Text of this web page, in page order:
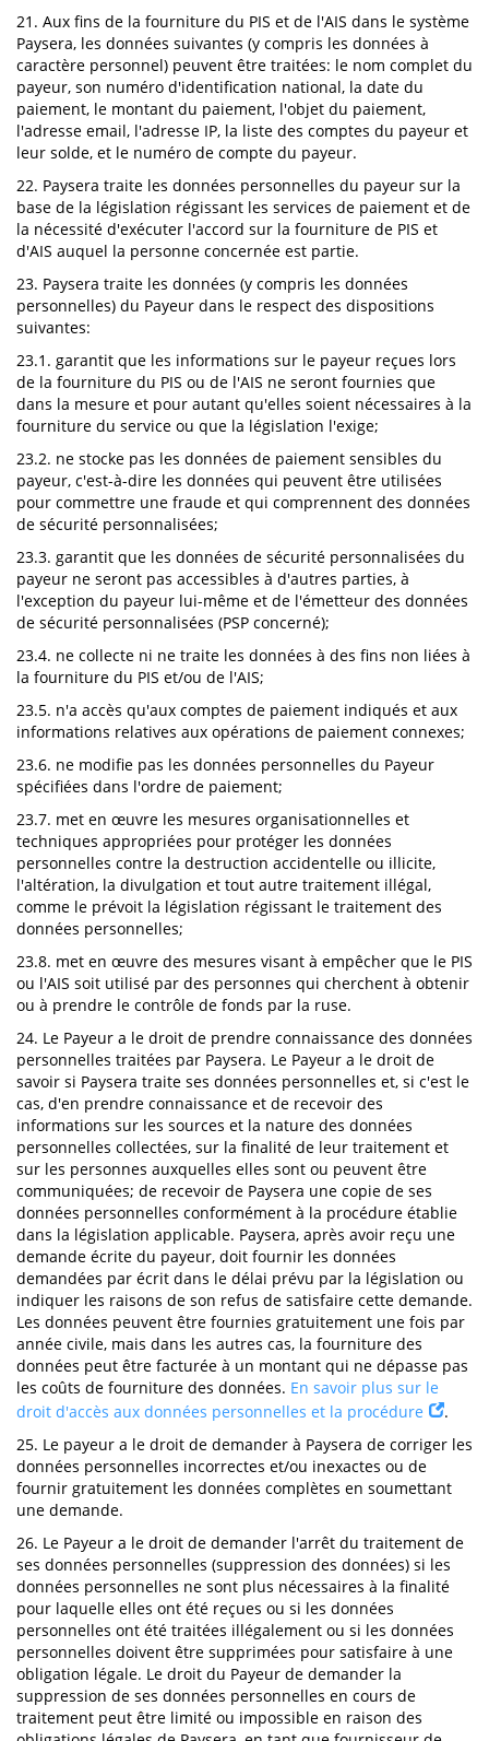
21. Aux fins de la fourniture du PIS et de l'AIS dans le système
Paysera, les données suivantes (y compris les données à
caractère personnel) peuvent être traitées: le nom complet du
payeur, son numéro d'identification national, la date du
paiement, le montant du paiement, l'objet du paiement,
l'adresse email, l'adresse IP, la liste des comptes du payeur et
leur solde, et le numéro de compte du payeur.
22. Paysera traite les données personnelles du payeur sur la
base de la législation régissant les services de paiement et de
la nécessité d'exécuter l'accord sur la fourniture de PIS et
d'AIS auquel la personne concernée est partie.
23. Paysera traite les données (y compris les données
personnelles) du Payeur dans le respect des dispositions
suivantes:
23.1. garantit que les informations sur le payeur reçues lors
de la fourniture du PIS ou de l'AIS ne seront fournies que
dans la mesure et pour autant qu'elles soient nécessaires à la
fourniture du service ou que la législation l'exige;
23.2. ne stocke pas les données de paiement sensibles du
payeur, c'est-à-dire les données qui peuvent être utilisées
pour commettre une fraude et qui comprennent des données
de sécurité personnalisées;
23.3. garantit que les données de sécurité personnalisées du
payeur ne seront pas accessibles à d'autres parties, à
l'exception du payeur lui-même et de l'émetteur des données
de sécurité personnalisées (PSP concerné);
23.4. ne collecte ni ne traite les données à des fins non liées à
la fourniture du PIS et/ou de l'AIS;
23.5. n'a accès qu'aux comptes de paiement indiqués et aux
informations relatives aux opérations de paiement connexes;
23.6. ne modifie pas les données personnelles du Payeur
spécifiées dans l'ordre de paiement;
23.7. met en œuvre les mesures organisationnelles et
techniques appropriées pour protéger les données
personnelles contre la destruction accidentelle ou illicite,
l'altération, la divulgation et tout autre traitement illégal,
comme le prévoit la législation régissant le traitement des
données personnelles;
23.8. met en œuvre des mesures visant à empêcher que le PIS
ou l'AIS soit utilisé par des personnes qui cherchent à obtenir
ou à prendre le contrôle de fonds par la ruse.
24. Le Payeur a le droit de prendre connaissance des données
personnelles traitées par Paysera. Le Payeur a le droit de
savoir si Paysera traite ses données personnelles et, si c'est le
cas, d'en prendre connaissance et de recevoir des
informations sur les sources et la nature des données
personnelles collectées, sur la finalité de leur traitement et
sur les personnes auxquelles elles sont ou peuvent être
communiquées; de recevoir de Paysera une copie de ses
données personnelles conformément à la procédure établie
dans la législation applicable. Paysera, après avoir reçu une
demande écrite du payeur, doit fournir les données
demandées par écrit dans le délai prévu par la législation ou
indiquer les raisons de son refus de satisfaire cette demande.
Les données peuvent être fournies gratuitement une fois par
année civile, mais dans les autres cas, la fourniture des
données peut être facturée à un montant qui ne dépasse pas
les coûts de fourniture des données. En savoir plus sur le
droit d'accès aux données personnelles et la procédure
.
25. Le payeur a le droit de demander à Paysera de corriger les
données personnelles incorrectes et/ou inexactes ou de
fournir gratuitement les données complètes en soumettant
une demande.
26. Le Payeur a le droit de demander l'arrêt du traitement de
ses données personnelles (suppression des données) si les
données personnelles ne sont plus nécessaires à la finalité
pour laquelle elles ont été reçues ou si les données
personnelles ont été traitées illégalement ou si les données
personnelles doivent être supprimées pour satisfaire à une
obligation légale. Le droit du Payeur de demander la
suppression de ses données personnelles en cours de
traitement peut être limité ou impossible en raison des